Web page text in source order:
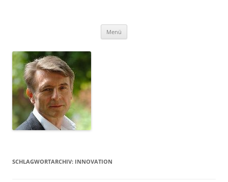
Menü
SCHLAGWORTARCHIV: INNOVATION